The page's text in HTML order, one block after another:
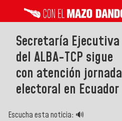
Secretaría Ejecutiva
del ALBA-TCP sigue
con atención jornada
electoral en Ecuador
Escucha esta noticia: 🔊